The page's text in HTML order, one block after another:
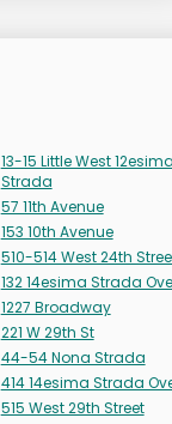
13-15 Little West 12esima
Strada
57 11th Avenue
153 10th Avenue
510-514 West 24th
132 14esima Strada
1227 Broadway
221 W 29th St
44-54 Nona Strada
414 14esima Strada
515 West 29th Street